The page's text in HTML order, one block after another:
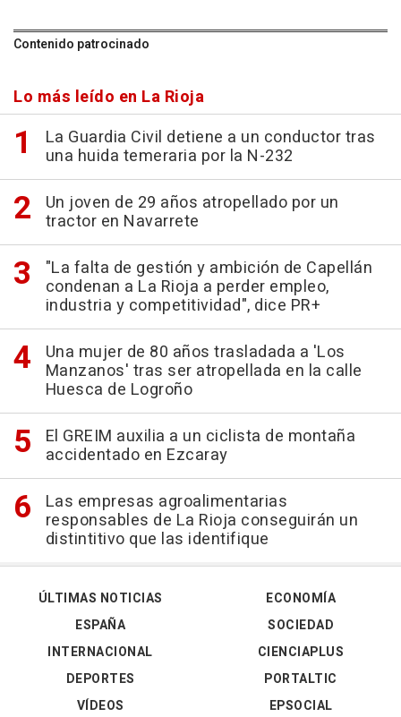
Contenido patrocinado
Lo más leído en La Rioja
La Guardia Civil detiene a un conductor tras
una huida temeraria por la N-232
Un joven de 29 años atropellado por un
tractor en Navarrete
"La falta de gestión y ambición de Capellán
condenan a La Rioja a perder empleo,
industria y competitividad", dice PR+
Una mujer de 80 años trasladada a 'Los
Manzanos' tras ser atropellada en la calle
Huesca de Logroño
El GREIM auxilia a un ciclista de montaña
accidentado en Ezcaray
Las empresas agroalimentarias
responsables de La Rioja conseguirán un
distintitivo que las identifique
ÚLTIMAS NOTICIAS
ESPAÑA
INTERNACIONAL
DEPORTES
VÍDEOS
ECONOMÍA
SOCIEDAD
CIENCIAPLUS
PORTALTIC
EPSOCIAL